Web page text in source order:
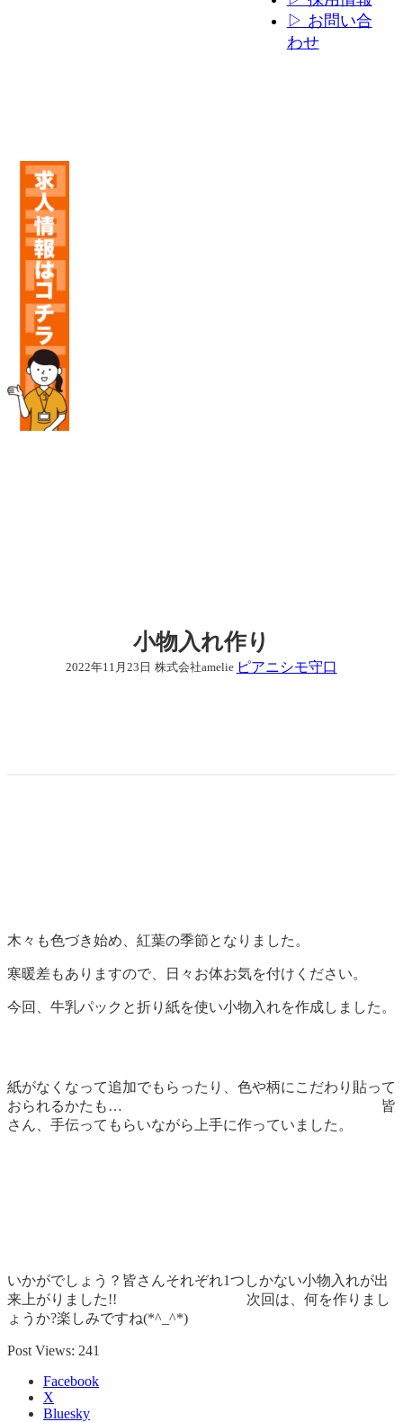
▷ お問い合
わせ
小物入れ作り
2022年11月23日 株式会社amelie ピアニシモ守口
木々も色づき始め、紅葉の季節となりました。
寒暖差もありますので、日々お体お気を付けください。
今回、牛乳パックと折り紙を使い小物入れを作成しました。
紙がなくなって追加でもらったり、色や柄にこだわり貼って
おられるかたも… 皆
さん、手伝ってもらいながら上手に作っていました。
いかがでしょう？皆さんそれぞれ1つしかない小物入れが出
来上がりました!! 次回は、何を作りまし
ょうか?楽しみですね(*^_^*)
Post Views: 241
Facebook
X
Bluesky